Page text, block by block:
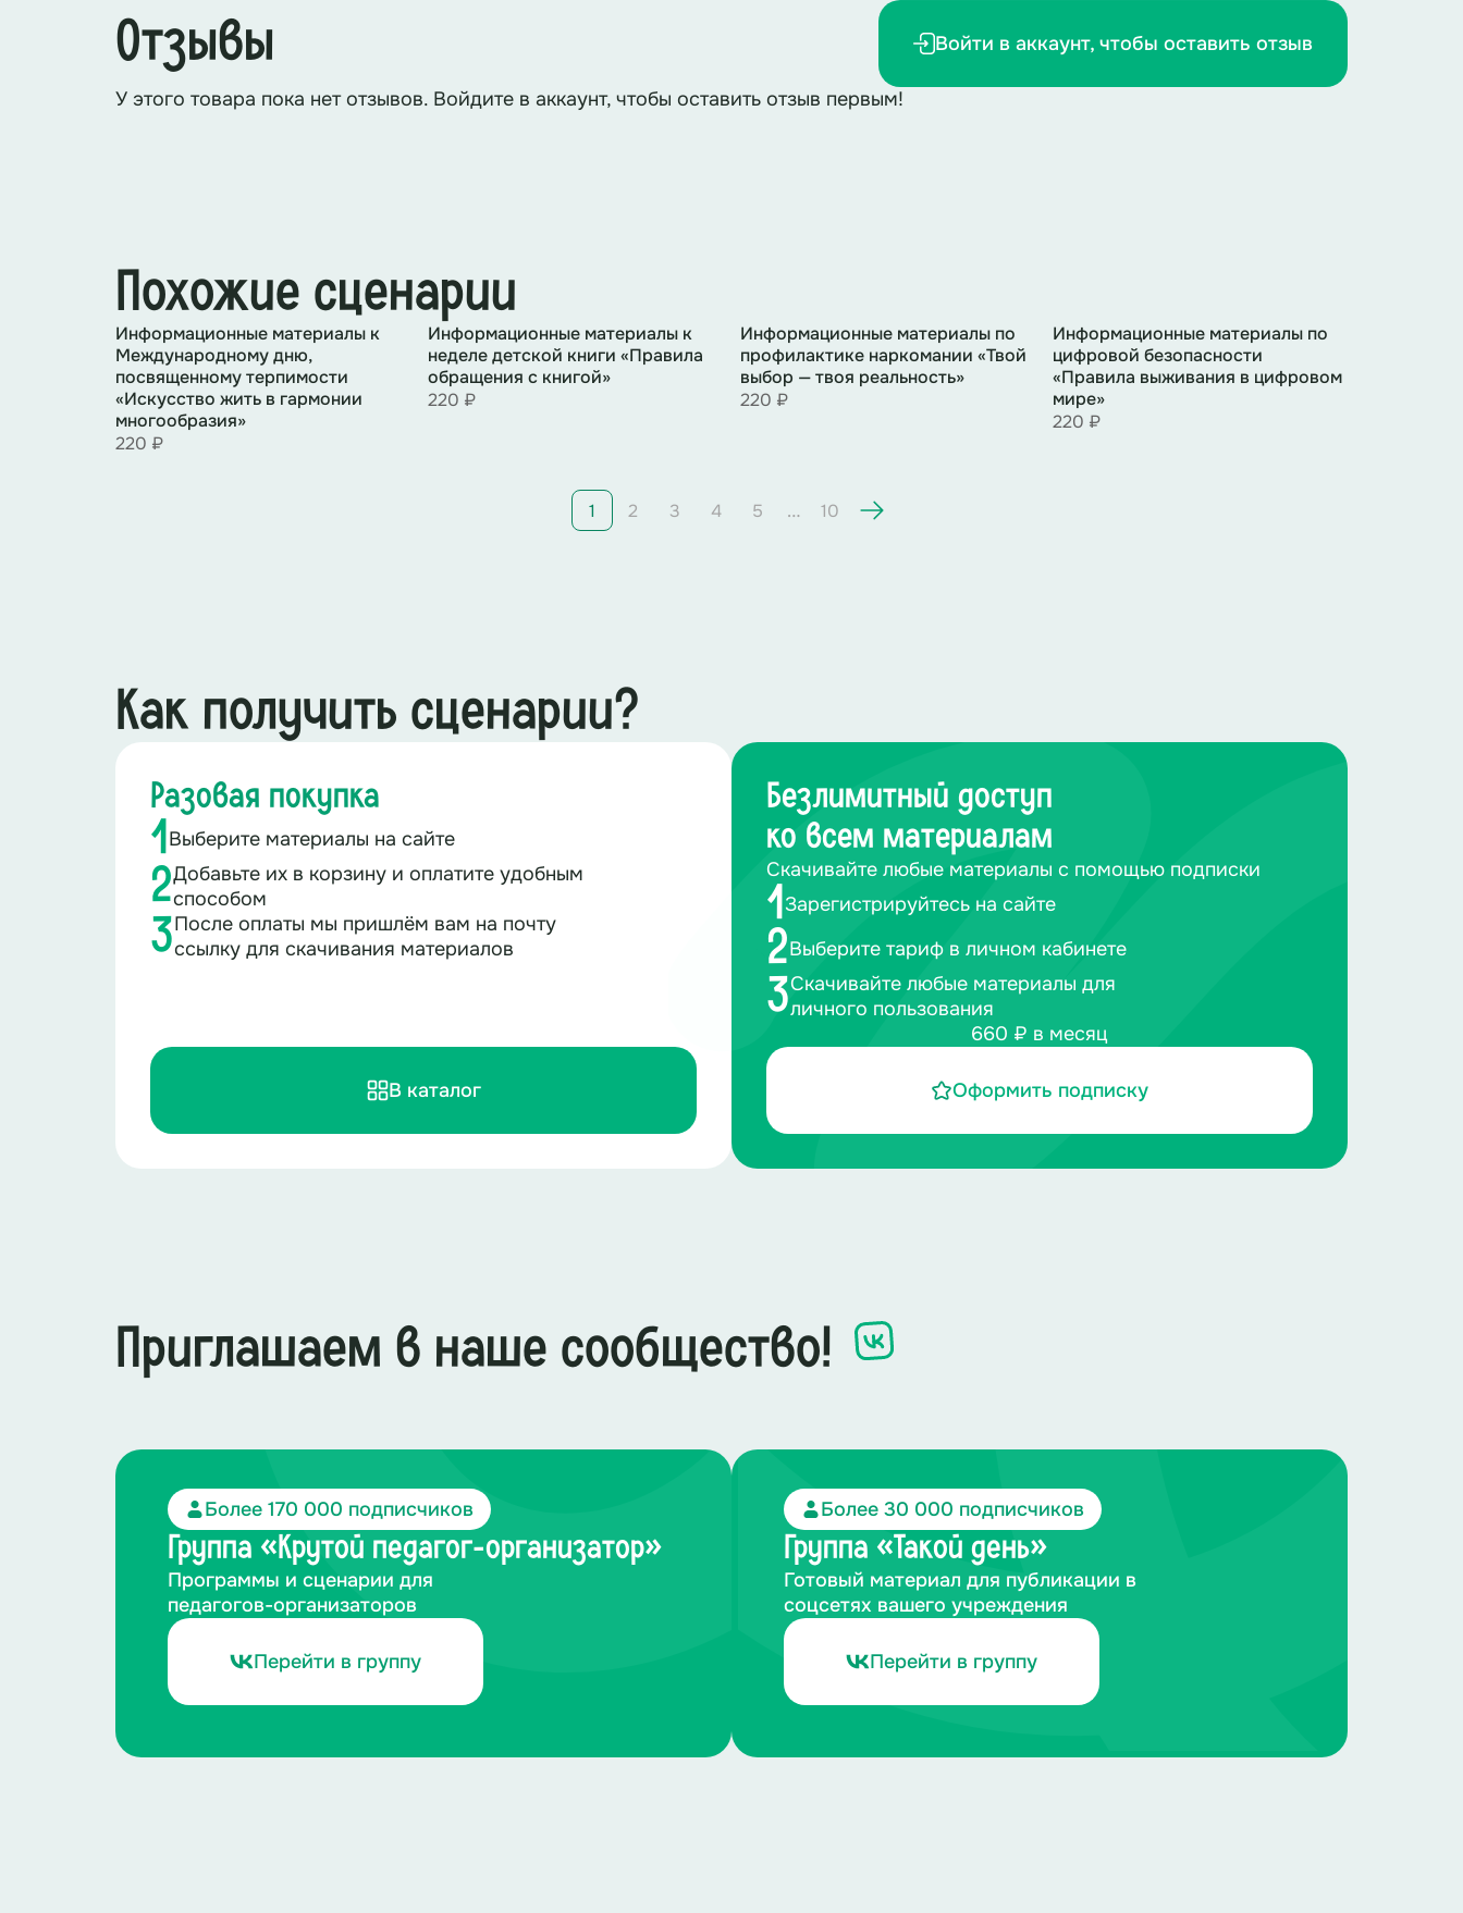
Отзывы Войти в аккаунт, чтобы оставить отзыв
У этого товара пока нет отзывов. Войдите в аккаунт, чтобы оставить отзыв первым!
Похожие сценарии
Информационные материалы к
Международному дню,
посвященному терпимости
«Искусство жить в гармонии
многообразия»
220 ₽
Информационные материалы к
неделе детской книги «Правила
обращения с книгой»
220 ₽
Информационные материалы по
профилактике наркомании «Твой
выбор — твоя реальность»
220 ₽
Информационные материалы по
цифровой безопасности
«Правила выживания в цифровом
мире»
220 ₽
1 2 3 4 5 … 10
Как получить сценарии?
Разовая покупка
1Выберите материалы на сайте
2Добавьте их в корзину и оплатите удобным
способом
3После оплаты мы пришлём вам на почту
ссылку для скачивания материалов
В каталог
Безлимитный доступ
ко всем материалам
Скачивайте любые материалы с помощью подписки
1Зарегистрируйтесь на сайте
2Выберите тариф в личном кабинете
3Скачивайте любые материалы для
личного пользования
660 ₽ в месяц
Оформить подписку
Приглашаем в наше сообщество!
Более 170 000 подписчиков
Группа «Крутой педагог-организатор»
Программы и сценарии для
педагогов-организаторов
Перейти в группу
Более 30 000 подписчиков
Группа «Такой день»
Готовый материал для публикации в
соцсетях вашего учреждения
Перейти в группу